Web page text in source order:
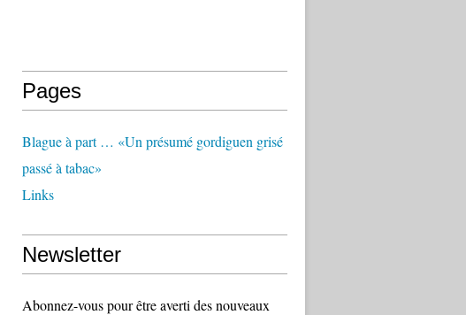
Pages
Blague à part … «Un présumé gordiguen grisé
passé à tabac»
Links
Newsletter
Abonnez-vous pour être averti des nouveaux